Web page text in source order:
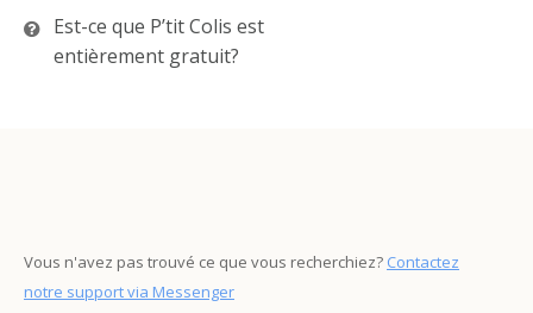
Est-ce que P’tit Colis est
entièrement gratuit?
Vous n'avez pas trouvé ce que vous recherchiez? Contactez
notre support via Messenger